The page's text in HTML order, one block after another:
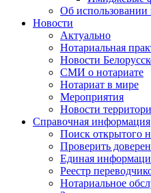
Об использовании
Новости
Актуально
Нотариальная
Новости
СМИ о нотариате
Нотариат в мире
Мероприятия
Новости
Справочная информация
Поиск открытого
Проверить
Единая
Реестр
Нотариальное